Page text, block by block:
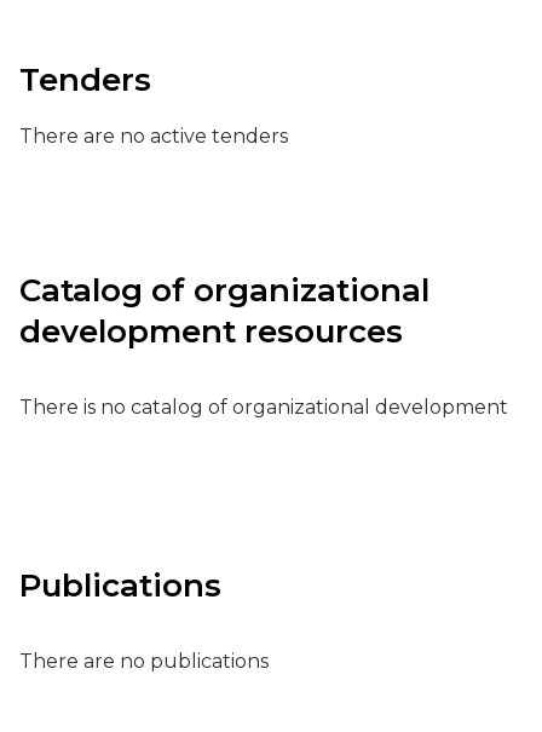
Tenders
There are no active tenders
Catalog of organizational
development resources
There is no catalog of organizational development
Publications
There are no publications